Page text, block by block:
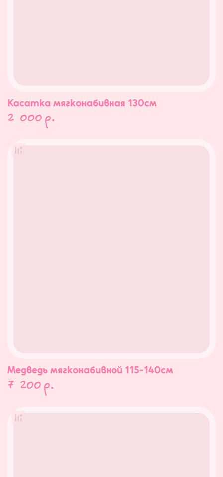
Касатка мягконабивная 130см
2 000 р.
Медведь мягконабивной 115-140см
7 200 р.